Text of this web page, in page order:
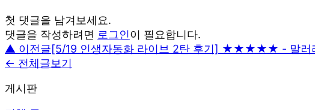
첫 댓글을 남겨보세요.
댓글을 작성하려면 로그인이 필요합니다.
▲ 이전글[5/19 인생자동화 라이브 2탄 후기] ★★★★★ - 말러
← 전체글보기
게시판